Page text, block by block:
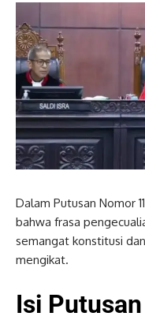
Dalam Putusan Nomor
bahwa frasa
semangat konstitusi
mengikat.
Isi